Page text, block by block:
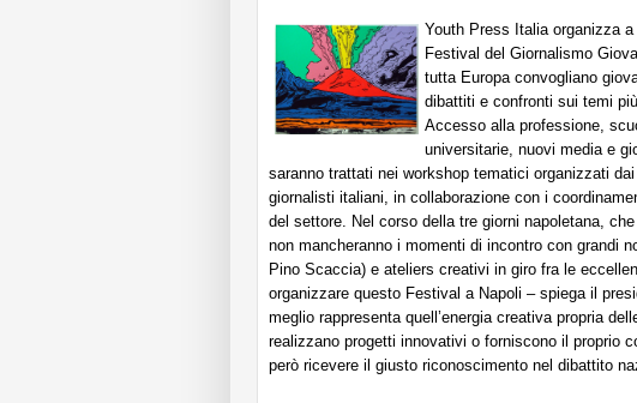
Youth Press Italia organizza
Festival del Giornalismo
tutta Europa convogliano
dibattiti e confronti sui temi
Accesso alla professione,
universitarie, nuovi media e
saranno trattati nei workshop tematici organizzati
giornalisti italiani, in collaborazione con i
del settore. Nel corso della tre giorni napoletana,
non mancheranno i momenti di incontro con grandi
Pino Scaccia) e ateliers creativi in giro fra le
organizzare questo Festival a Napoli – spiega il
meglio rappresenta quell’energia creativa propria
realizzano progetti innovativi o forniscono il proprio
però ricevere il giusto riconoscimento nel dibattito